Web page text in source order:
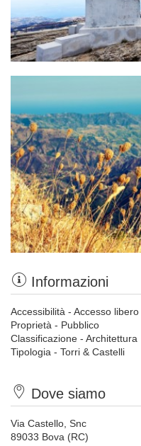
Informazioni
Accessibilità - Accesso libero
Proprietà - Pubblico
Classificazione - Architettura
Tipologia - Torri & Castelli
Dove siamo
Via Castello, Snc
89033 Bova (RC)